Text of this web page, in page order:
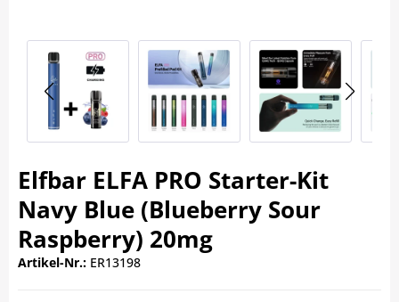
Elfbar ELFA PRO Starter-Kit
Navy Blue (Blueberry Sour
Raspberry) 20mg
Artikel-Nr.: ER13198